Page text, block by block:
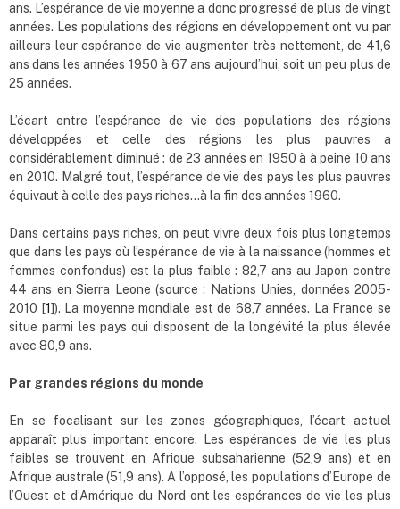
ans. L’espérance de vie moyenne a donc progressé de plus de vingt
années. Les populations des régions en développement ont vu par
ailleurs leur espérance de vie augmenter très nettement, de 41,6
ans dans les années 1950 à 67 ans aujourd’hui, soit un peu plus de
25 années.
L’écart entre l’espérance de vie des populations des régions
développées et celle des régions les plus pauvres a
considérablement diminué : de 23 années en 1950 à à peine 10 ans
en 2010. Malgré tout, l’espérance de vie des pays les plus pauvres
équivaut à celle des pays riches…à la fin des années 1960.
Dans certains pays riches, on peut vivre deux fois plus longtemps
que dans les pays où l’espérance de vie à la naissance (hommes et
femmes confondus) est la plus faible : 82,7 ans au Japon contre
44 ans en Sierra Leone (source : Nations Unies, données 2005-
2010 [1]). La moyenne mondiale est de 68,7 années. La France se
situe parmi les pays qui disposent de la longévité la plus élevée
avec 80,9 ans.
Par grandes régions du monde
En se focalisant sur les zones géographiques, l’écart actuel
apparaît plus important encore. Les espérances de vie les plus
faibles se trouvent en Afrique subsaharienne (52,9 ans) et en
Afrique australe (51,9 ans). A l’opposé, les populations d’Europe de
l’Ouest et d’Amérique du Nord ont les espérances de vie les plus